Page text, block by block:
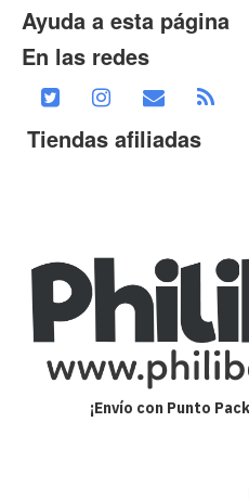
Ayuda a esta página
En las redes
Tiendas afiliadas
¡Envío con Punto